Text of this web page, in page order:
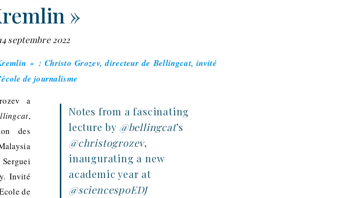
»
14 septembre 2022
» : Christo Grozev, directeur de Bellingcat, invité
de journalisme
Notes from a fascinating
lecture by @bellingcat’s
@christogrozev,
inaugurating a new
academic year at
@sciencespoEDJ
a
,
des
Invité
de